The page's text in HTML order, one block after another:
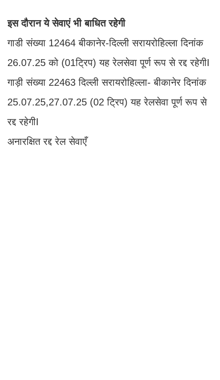
इस दौरान ये सेवाएं भी बाधित रहेगी
गाडी संख्या 12464 बीकानेर-दिल्ली सरायरोहिल्ला दिनांक
26.07.25 को (01ट्रिप) यह रेलसेवा पूर्ण रूप से रद्द रहेगीI
गाड़ी संख्या 22463 दिल्ली सरायरोहिल्ला- बीकानेर दिनांक
25.07.25,27.07.25 (02 ट्रिप) यह रेलसेवा पूर्ण रूप से
रद्द रहेगीI
अनारक्षित रद्द रेल सेवाएँ